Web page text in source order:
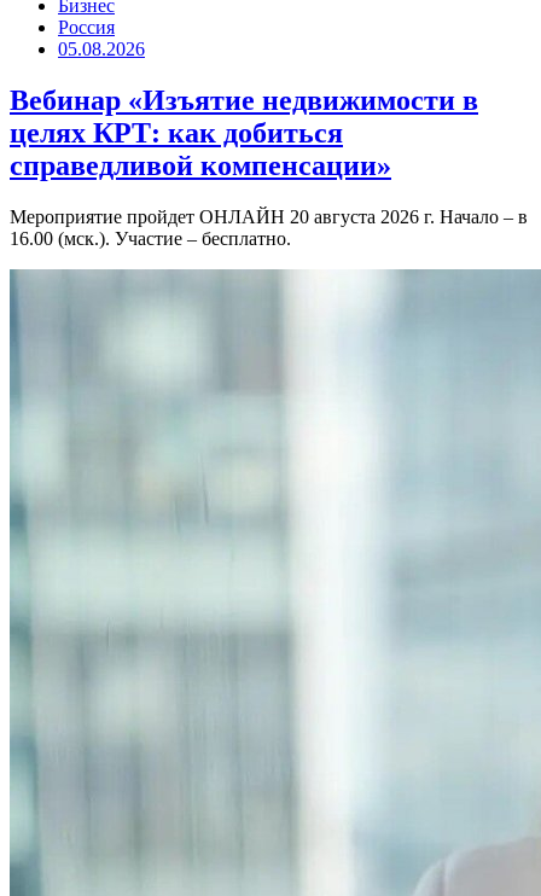
Бизнес
Россия
05.08.2026
Вебинар «Изъятие недвижимости в
целях КРТ: как добиться
справедливой компенсации»
Мероприятие пройдет ОНЛАЙН 20 августа 2026 г. Начало – в
16.00 (мск.). Участие – бесплатно.